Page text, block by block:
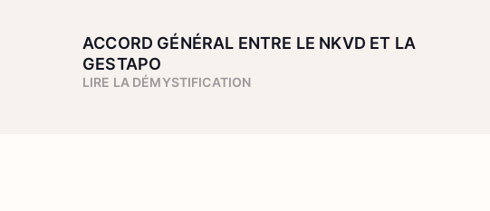
ACCORD GÉNÉRAL ENTRE LE NKVD ET LA
GESTAPO
LIRE LA DÉMYSTIFICATION